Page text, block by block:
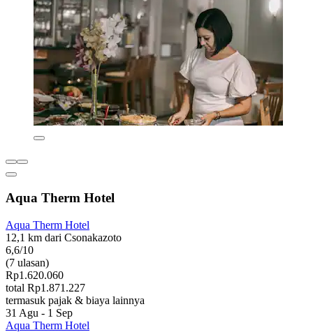
Aqua Therm Hotel
Aqua Therm Hotel
12,1 km dari Csonakazoto
6,6/10
(7 ulasan)
Rp1.620.060
total Rp1.871.227
termasuk pajak & biaya lainnya
31 Agu - 1 Sep
Aqua Therm Hotel